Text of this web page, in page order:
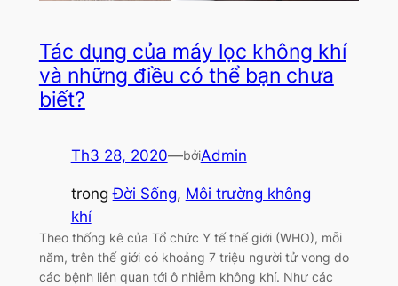
Tác dụng của máy lọc không khí
và những điều có thể bạn chưa
biết?
Th3 28, 2020—bởiAdmin
trongĐời Sống, Môi trường không
khí
Theo thống kê của Tổ chức Y tế thế giới (WHO), mỗi
năm, trên thế giới có khoảng 7 triệu người tử vong do
các bệnh liên quan tới ô nhiễm không khí. Như các